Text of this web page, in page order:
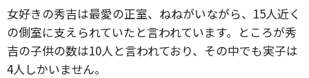
女好きの秀吉は最愛の正室、ねねがいながら、15人近く
の側室に支えられていたと言われています。ところが秀
吉の子供の数は10人と言われており、その中でも実子は
4人しかいません。